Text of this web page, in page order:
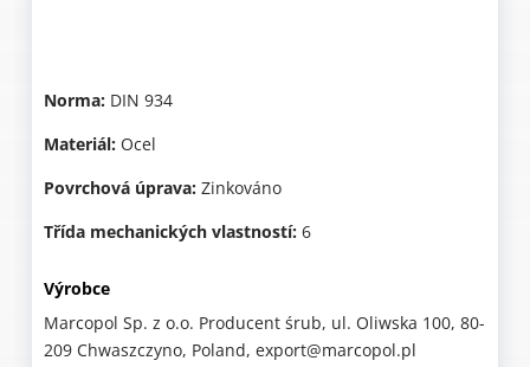
Norma: DIN 934
Materiál: Ocel
Povrchová úprava: Zinkováno
Třída mechanických vlastností: 6
Výrobce
Marcopol Sp. z o.o. Producent śrub, ul. Oliwska 100, 80-
209 Chwaszczyno, Poland, export@marcopol.pl